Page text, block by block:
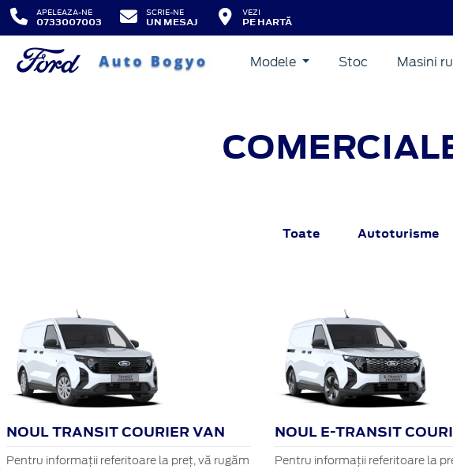
APELEAZA-NE
0733007003
SCRIE-NE
UN MESAJ
VEZI
PE HARTĂ
Modele Stoc Masini
Toate Autoturisme
NOUL TRANSIT COURIER VAN
Pentru informații referitoare la preț, vă rugăm
NOUL E-TRANSIT
Pentru informații referitoare la